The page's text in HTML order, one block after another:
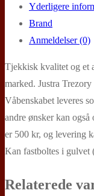
Yderligere
Brand
Anmeldelser (0)
Tjekkisk kvalitet og et
marked. Justra
Våbenskabet leveres
andre ønsker kan
er 500 kr, og levering
Kan fastboltes i gulvet
Relaterede